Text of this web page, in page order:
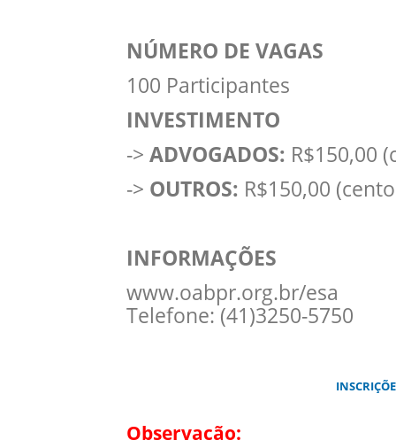
NÚMERO DE VAGAS
100 Participantes
INVESTIMENTO
-> ADVOGADOS: R$150,00
-> OUTROS: R$150,00
INFORMAÇÕES
www.oabpr.org.br/esa
Telefone: (41)3250-5750
Observação: